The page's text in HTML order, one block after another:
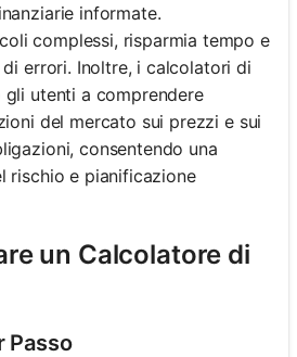
informate.
complessi, risparmia tempo e
errori. Inoltre, i calcolatori di
utenti a comprendere
del mercato sui prezzi e sui
consentendo una
rischio e pianificazione
un Calcolatore di
Passo